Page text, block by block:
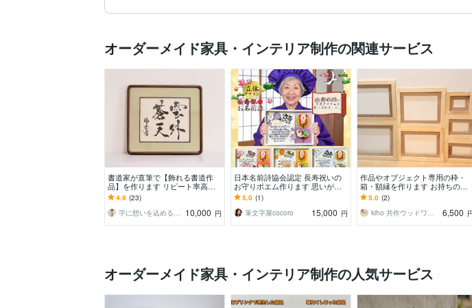
オーダーメイド家具・インテリア制作の関連サービス
書道家が直筆で【飾れる書道作
品】を作ります リピート率高！
社訓/お祝い品/プレゼント/家訓
に最適⭐︎
4.9 (23)
字に想いを込める書道家 瑞季
10,000 円
日本名前詩協会認定 長寿祝いの
お守りポエム作ります 思いが届
く幸運アイテムを沢山散りばめた
世界に一つの名入り詩
5.0 (1)
筆文字屋cocoro
15,000 円
作品やオブジェクト専用の枠・
箱・額縁を作ります お持ちの作
品に合わせた額縁、箱枠の制作。
5.0 (2)
kiho 共作ウッドワークス
6,500
オーダーメイド家具・インテリア制作の人気サービス